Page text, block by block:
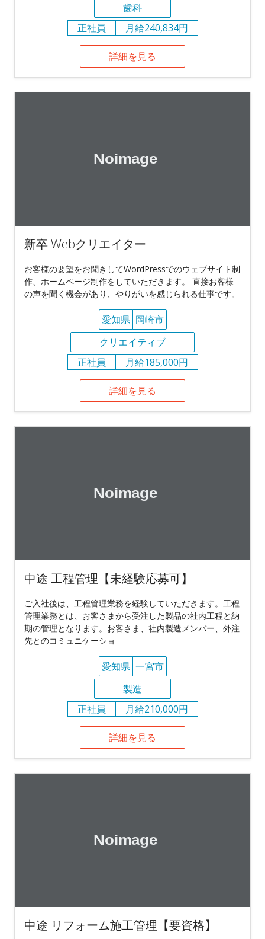
歯科
正社員
月給240,834円
詳細を見る
新卒 Webクリエイター
お客様の要望をお聞きしてWordPressでのウェブサイト制
作、ホームページ制作をしていただきます。 直接お客様
の声を聞く機会があり、やりがいを感じられる仕事です。
愛知県 岡崎市
クリエイティブ
正社員
月給185,000円
詳細を見る
中途 工程管理【未経験応募可】
ご入社後は、工程管理業務を経験していただきます。工程
管理業務とは、お客さまから受注した製品の社内工程と納
期の管理となります。お客さま、社内製造メンバー、外注
先とのコミュニケーショ
愛知県 一宮市
製造
正社員
月給210,000円
詳細を見る
中途 リフォーム施工管理【要資格】